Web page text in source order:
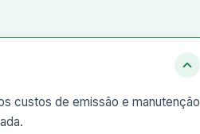
custos de emissão e manutenção